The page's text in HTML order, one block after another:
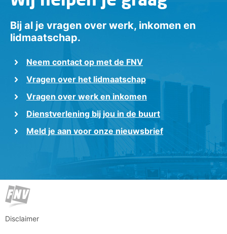
Bij al je vragen over werk, inkomen en
lidmaatschap.
Neem contact op met de FNV
Vragen over het lidmaatschap
Vragen over werk en inkomen
Dienstverlening bij jou in de buurt
Meld je aan voor onze nieuwsbrief
Disclaimer